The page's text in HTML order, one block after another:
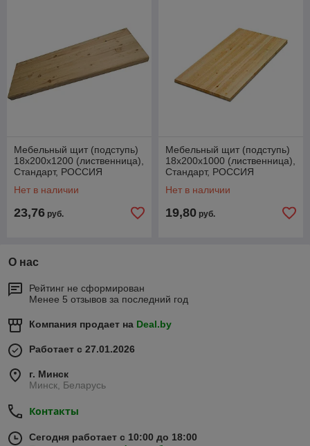
Мебельный щит (подступь)
18х200х1200 (лиственница),
Стандарт, РОССИЯ
Нет в наличии
23,76 руб.
Мебельный щит (подступь)
18х200х1000 (лиственница),
Стандарт, РОССИЯ
Нет в наличии
19,80 руб.
О нас
Рейтинг не сформирован
Менее 5 отзывов за последний год
Компания продает на Deal.by
Работает с 27.01.2026
г. Минск
Минск, Беларусь
Контакты
Сегодня работает с 10:00 до 18:00